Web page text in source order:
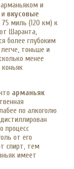
и
и вкусовые
75 миль (120 км) к
Шаранта,
более глубоким
тоньше и
менее
арманьяк
по алкоголю
процесс
от его
спирт, тем
имеет